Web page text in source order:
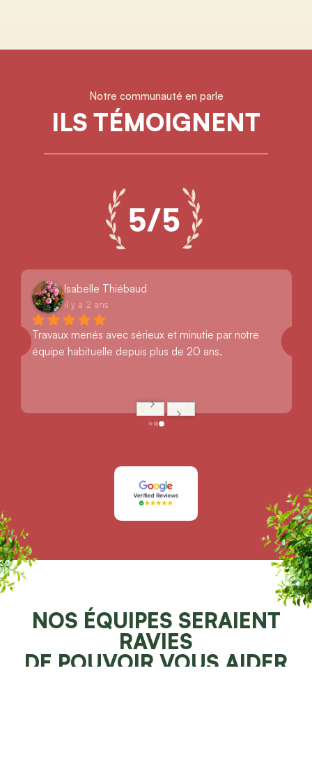
Notre communauté en parle
ILS TÉMOIGNENT
Isabelle Thiébaud
il y a 2 ans
Travaux menés avec sérieux et minutie par notre
équipe habituelle depuis plus de 20 ans.
NOS ÉQUIPES SERAIENT
RAVIES
DE POUVOIR VOUS AIDER